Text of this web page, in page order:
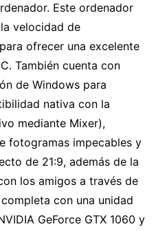
Este ordenador
velocidad de
ofrecer una excelente
También cuenta con
de Windows para
nativa con la
mediante Mixer),
fotogramas impecables y
de 21:9, además de la
los amigos a través de
con una unidad
GeForce GTX 1060 y